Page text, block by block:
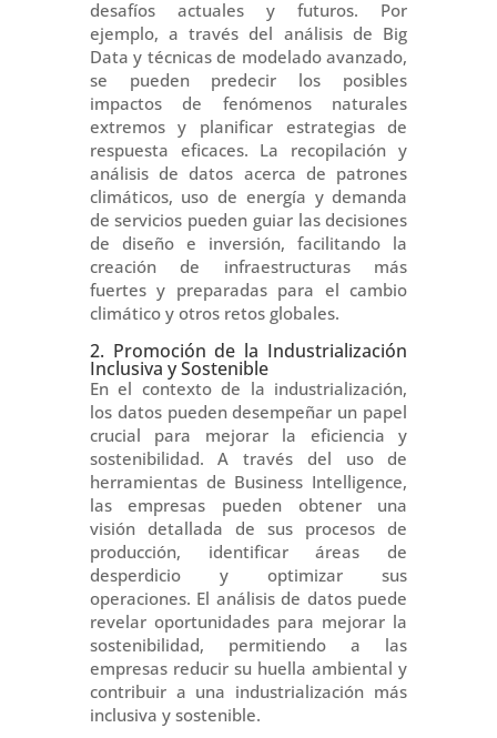
desafíos actuales y futuros. Por
ejemplo, a través del análisis de Big
Data y técnicas de modelado avanzado,
se pueden predecir los posibles
impactos de fenómenos naturales
extremos y planificar estrategias de
respuesta eficaces. La recopilación y
análisis de datos acerca de patrones
climáticos, uso de energía y demanda
de servicios pueden guiar las decisiones
de diseño e inversión, facilitando la
creación de infraestructuras más
fuertes y preparadas para el cambio
climático y otros retos globales.
2. Promoción de la Industrialización
Inclusiva y Sostenible
En el contexto de la industrialización,
los datos pueden desempeñar un papel
crucial para mejorar la eficiencia y
sostenibilidad. A través del uso de
herramientas de Business Intelligence,
las empresas pueden obtener una
visión detallada de sus procesos de
producción, identificar áreas de
desperdicio y optimizar sus
operaciones. El análisis de datos puede
revelar oportunidades para mejorar la
sostenibilidad, permitiendo a las
empresas reducir su huella ambiental y
contribuir a una industrialización más
inclusiva y sostenible.